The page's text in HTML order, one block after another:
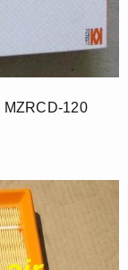
MZRCD-120